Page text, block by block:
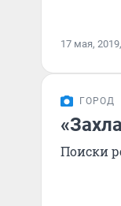
17 мая,
ГОРОД
Поиски